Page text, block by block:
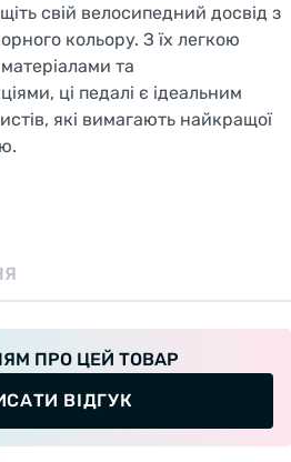
свій велосипедний досвід з
кольору. З їх легкою
та
ці педалі є ідеальним
які вимагають найкращої
ПРО ЦЕЙ ТОВАР
ВІДГУК